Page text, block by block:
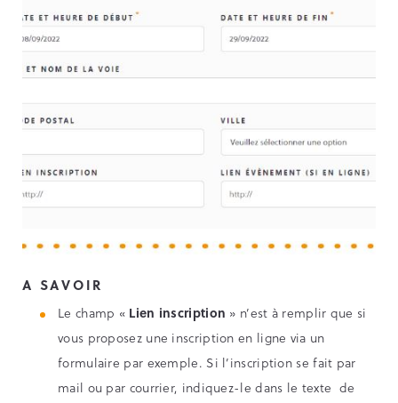
A SAVOIR
Le champ « Lien inscription » n’est à remplir que si
vous proposez une inscription en ligne via un
formulaire par exemple. Si l’inscription se fait par
mail ou par courrier, indiquez-le dans le texte de